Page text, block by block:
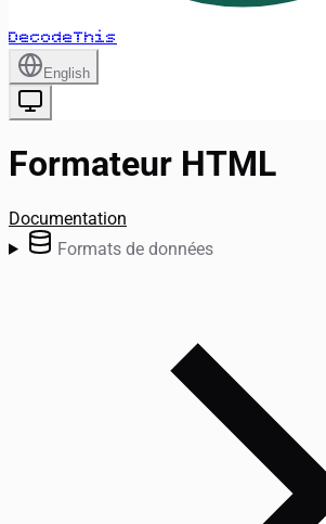
DecodeThis
English
Formateur HTML
Documentation
Formats de données